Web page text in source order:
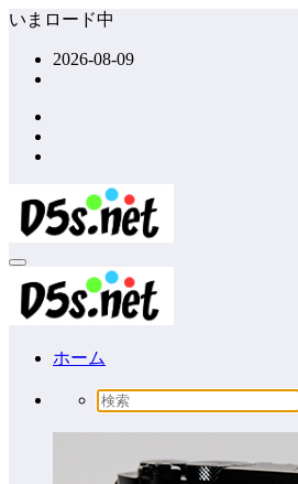
コ
ッ
プ
いまロード中
2026-08-09
ホーム